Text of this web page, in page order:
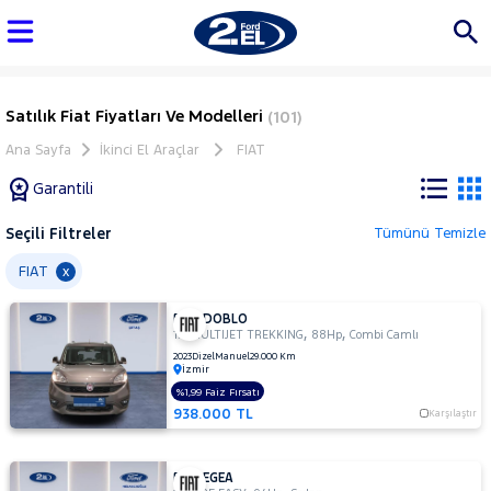
Satılık Fiat Fiyatları Ve Modelleri (101)
Ana Sayfa İkinci El Araçlar FIAT
Garantili
Tüm
Araçlar
AUDI
BMC
BMW
BYD
Seçili Filtreler Tümünü Temizle
FIAT x
FIAT DOBLO
1.6 MULTIJET TREKKING, 88Hp,Combi Camlı
2023DizelManuel29.000 Km
İzmir
938.000 TL Karşılaştır
%1,99 Faiz Fırsatı
FIAT EGEA